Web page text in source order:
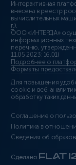
Интерактивная
внесена в реестр
вычислительных
г.).
ООО «ИНТЕРДА»
информационных
перечню,
11.05.2023: 16.01)
Подробнее о
Форматы
Для повышения
cookie и веб-
обработку таких
Соглашение о
Политика в
Сведения об